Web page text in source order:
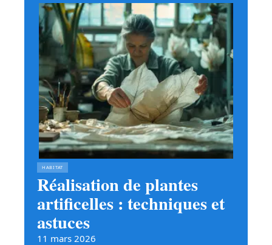
HABITAT
Réalisation de plantes
artificelles : techniques et
astuces
11 mars 2026